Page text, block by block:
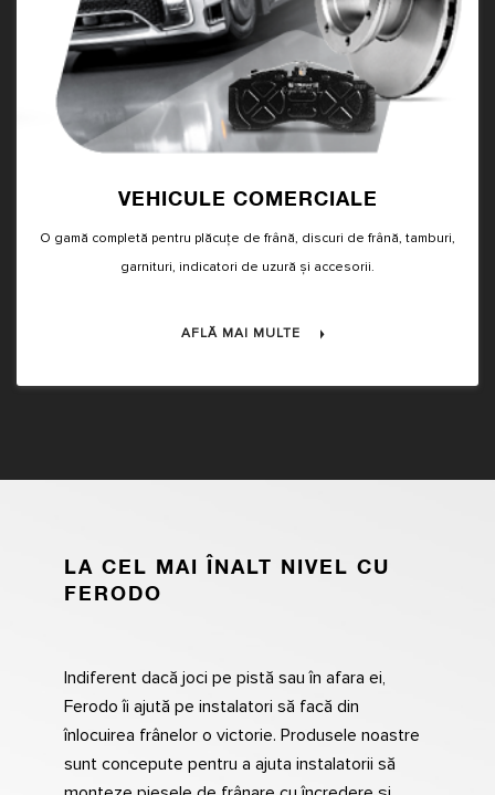
VEHICULE COMERCIALE
O gamă completă pentru plăcuțe de frână, discuri de frână, tamburi,
garnituri, indicatori de uzură și accesorii.
AFLĂ MAI MULTE
LA CEL MAI ÎNALT NIVEL CU
FERODO
Indiferent dacă joci pe pistă sau în afara ei,
Ferodo îi ajută pe instalatori să facă din
înlocuirea frânelor o victorie. Produsele noastre
sunt concepute pentru a ajuta instalatorii să